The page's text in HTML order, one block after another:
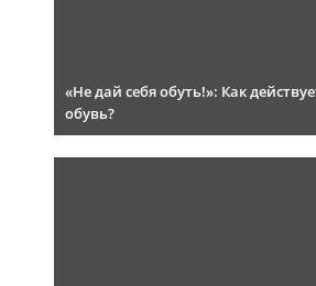
«Не дай себя обуть!»: Как
обувь?